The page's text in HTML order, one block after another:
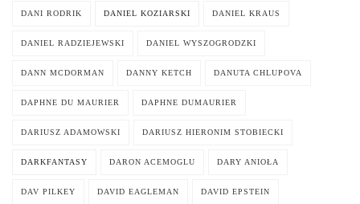
DANI RODRIK DANIEL KOZIARSKI DANIEL KRAUS
DANIEL RADZIEJEWSKI DANIEL WYSZOGRODZKI
DANN MCDORMAN DANNY KETCH DANUTA CHLUPOVA
DAPHNE DU MAURIER DAPHNE DUMAURIER
DARIUSZ ADAMOWSKI DARIUSZ HIERONIM STOBIECKI
DARKFANTASY DARON ACEMOGLU DARY ANIOŁA
DAV PILKEY DAVID EAGLEMAN DAVID EPSTEIN